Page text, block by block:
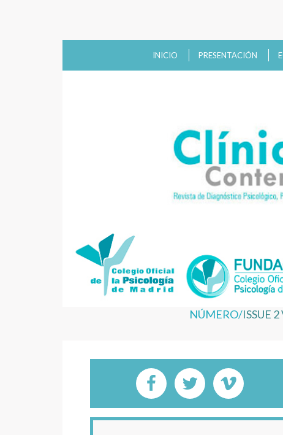
INICIO PRESENTACIÓN
NÚMERO/ISSUE